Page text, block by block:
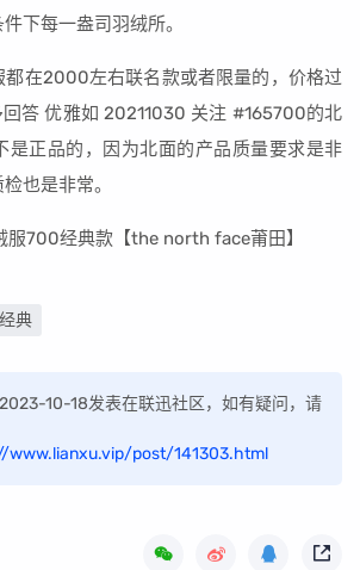
下每一盎司羽绒所。
都在2000左右联名款或者限量的，价格过
答 优雅如 20211030 关注 #165700的北
是正品的，因为北面的产品质量要求是非
也是非常。
经典
10-18发表在联迅社区，如有疑问，请
www.lianxu.vip/post/141303.html